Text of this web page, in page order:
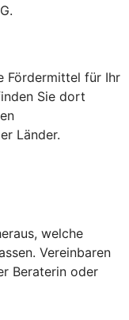
Fördermittel für Ihr
Sie dort
Länder.
welche
Vereinbaren
Beraterin oder